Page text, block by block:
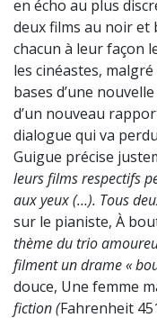
en écho au plus
deux films au noir et
chacun à leur façon
les cinéastes,
bases d’une
d’un nouveau
dialogue qui va
Guigue précise
leurs films respectifs
aux yeux (…). Tous
sur le pianiste, À
thème du trio
filment un drame «
douce, Une femme
fiction (Fahrenheit